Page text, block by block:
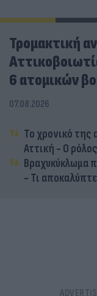
Τρομακτική
6 ατομικών
07.08.2026
Το χρονικό
Αττική - Ο
Βραχυκύκλωμα
- Τι